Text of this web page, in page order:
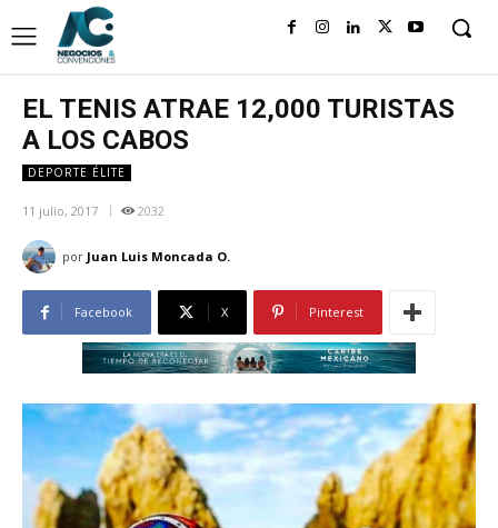
EL TENIS ATRAE 12,000 TURISTAS
A LOS CABOS
DEPORTE ÉLITE
11 julio, 2017 2032
por Juan Luis Moncada O.
Facebook X Pinterest